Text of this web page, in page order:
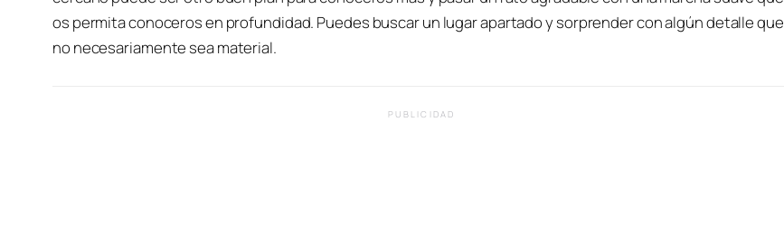
os permita conoceros en profundidad. Puedes buscar un lugar apartado y sorprender con algún detalle que
no necesariamente sea material.
PUBLICIDAD